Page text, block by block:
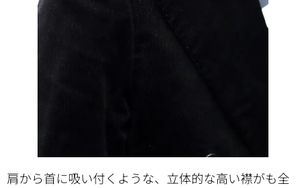
肩から首に吸い付くような、立体的な高い襟がも全